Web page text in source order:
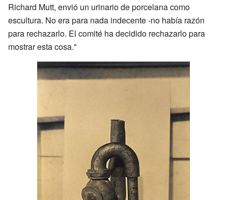
Richard Mutt, envió un urinario de porcelana como
escultura. No era para nada indecente -no había razón
para rechazarlo. El comité ha decidido rechazarlo para
mostrar esta cosa."